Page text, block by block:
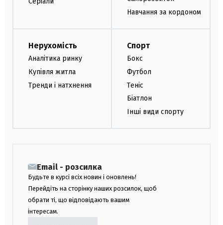
Навчання за кордоном
Нерухомість
Аналітика ринку
Купівля житла
Тренди і натхнення
Спорт
Бокс
Футбол
Теніс
Біатлон
Інші види спорту
Email - розсилка
Будьте в курсі всіх новин і оновлень!
Перейдіть на сторінку наших розсилок, щоб
обрати ті, що відповідають вашим
інтересам.